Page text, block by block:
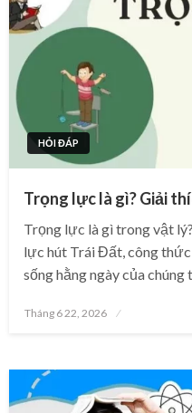
HỎI ĐÁP
Trọng lực là gì? Giải
Trọng lực là gì trong vật
lực hút Trái Đất, công
sống hằng ngày của chúng
Posted
Tháng 6 22, 2026